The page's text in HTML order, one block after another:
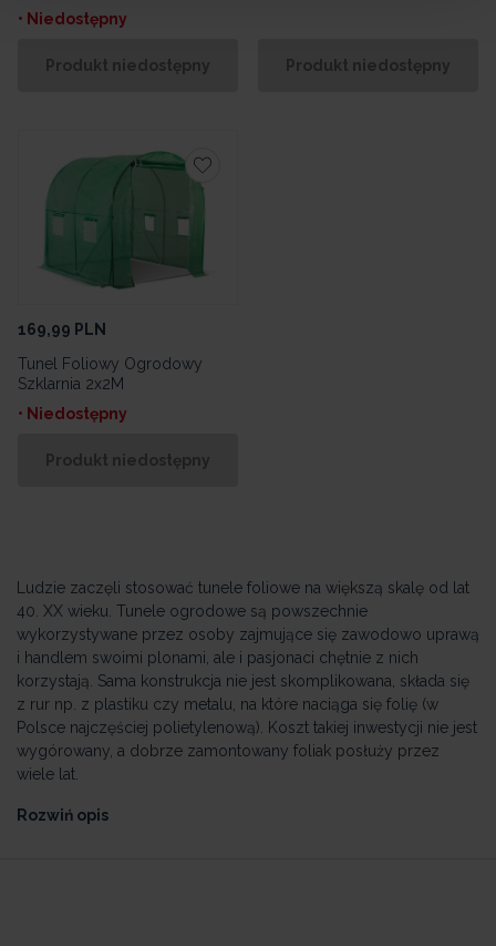
• Niedostępny
Produkt niedostępny Produkt niedostępny
169,99 PLN
Tunel Foliowy Ogrodowy
Szklarnia 2x2M
• Niedostępny
Produkt niedostępny
Ludzie zaczęli stosować tunele foliowe na większą skalę od lat
40. XX wieku. Tunele ogrodowe są powszechnie
wykorzystywane przez osoby zajmujące się zawodowo uprawą
i handlem swoimi plonami, ale i pasjonaci chętnie z nich
korzystają. Sama konstrukcja nie jest skomplikowana, składa się
z rur np. z plastiku czy metalu, na które naciąga się folię (w
Polsce najczęściej polietylenową). Koszt takiej inwestycji nie jest
wygórowany, a dobrze zamontowany foliak posłuży przez
wiele lat.
Rozwiń opis